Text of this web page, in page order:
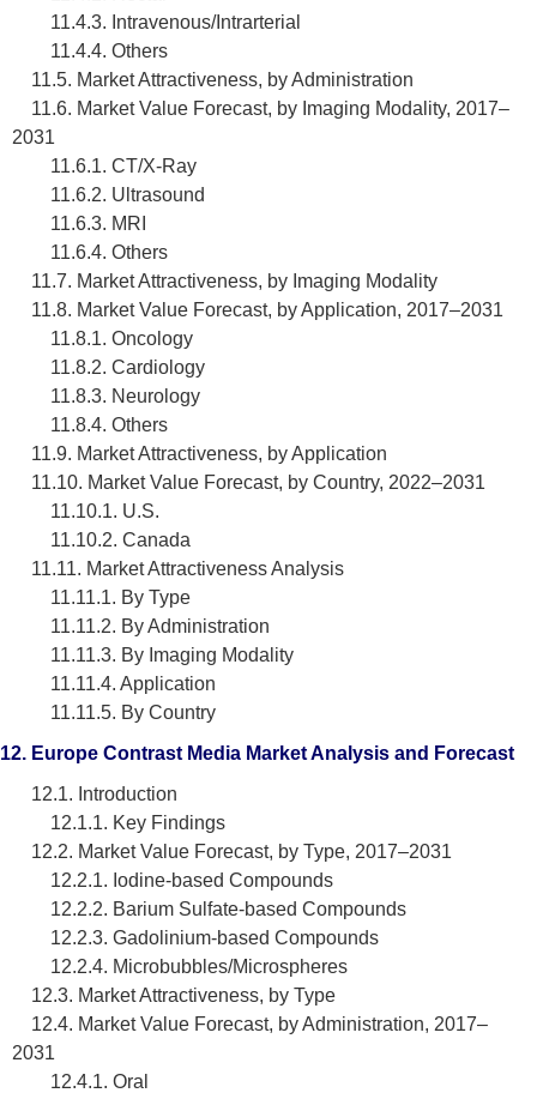
11.4.3. Intravenous/Intrarterial
11.4.4. Others
11.5. Market Attractiveness, by Administration
11.6. Market Value Forecast, by Imaging Modality, 2017–
2031
11.6.1. CT/X-Ray
11.6.2. Ultrasound
11.6.3. MRI
11.6.4. Others
11.7. Market Attractiveness, by Imaging Modality
11.8. Market Value Forecast, by Application, 2017–2031
11.8.1. Oncology
11.8.2. Cardiology
11.8.3. Neurology
11.8.4. Others
11.9. Market Attractiveness, by Application
11.10. Market Value Forecast, by Country, 2022–2031
11.10.1. U.S.
11.10.2. Canada
11.11. Market Attractiveness Analysis
11.11.1. By Type
11.11.2. By Administration
11.11.3. By Imaging Modality
11.11.4. Application
11.11.5. By Country
12. Europe Contrast Media Market Analysis and Forecast
12.1. Introduction
12.1.1. Key Findings
12.2. Market Value Forecast, by Type, 2017–2031
12.2.1. Iodine-based Compounds
12.2.2. Barium Sulfate-based Compounds
12.2.3. Gadolinium-based Compounds
12.2.4. Microbubbles/Microspheres
12.3. Market Attractiveness, by Type
12.4. Market Value Forecast, by Administration, 2017–
2031
12.4.1. Oral